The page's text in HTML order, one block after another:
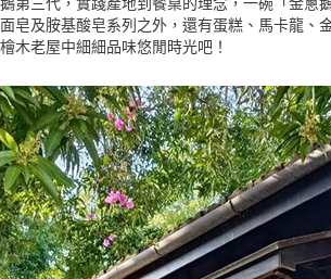
第三代，實踐產地到餐桌的理念，一碗「金蔥
皂及胺基酸皂系列之外，還有蛋糕、馬卡龍、
木老屋中細細品味悠閒時光吧！